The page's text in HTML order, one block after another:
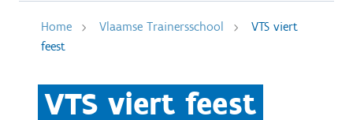
Home Vlaamse Trainersschool
VTS viert
feest
VTS viert feest